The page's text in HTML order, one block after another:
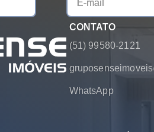
CONTATO
(51) 99580-2121
WhatsApp